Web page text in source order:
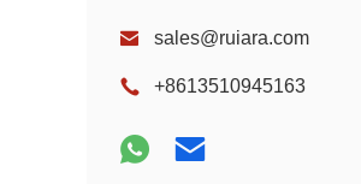
sales@ruiara.com
+8613510945163